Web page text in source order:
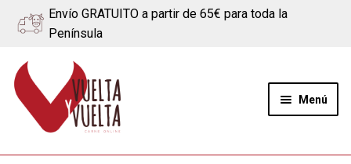
Envío GRATUITO a partir de 65€ para toda la
Península
Ir
a
navegación
Ir
al
contenido
Menú
Quiénes somos